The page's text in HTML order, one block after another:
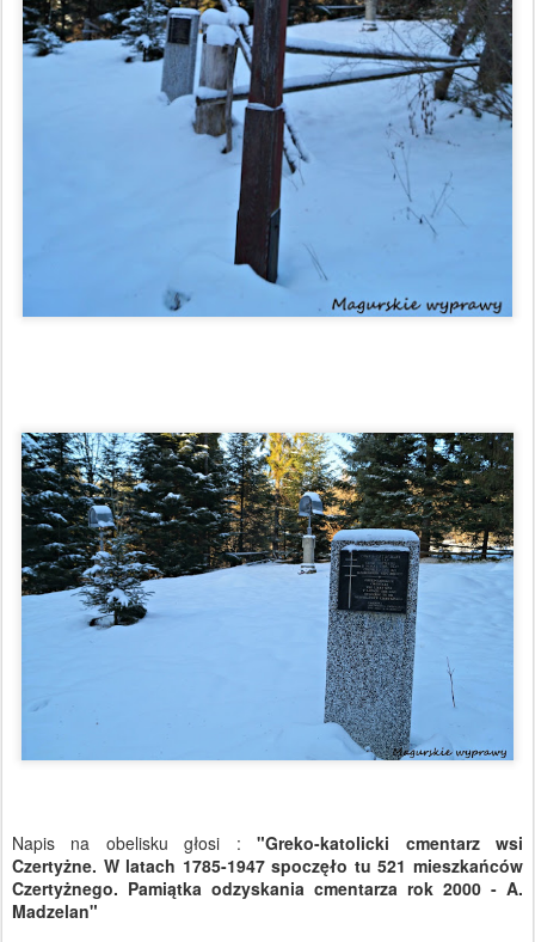
Napis na obelisku głosi :"Greko-katolicki cmentarz wsi
Czertyżne. W latach 1785-1947 spoczęło tu 521 mieszkańców
Czertyżnego. Pamiątka odzyskania cmentarza rok 2000 - A.
Madzelan"